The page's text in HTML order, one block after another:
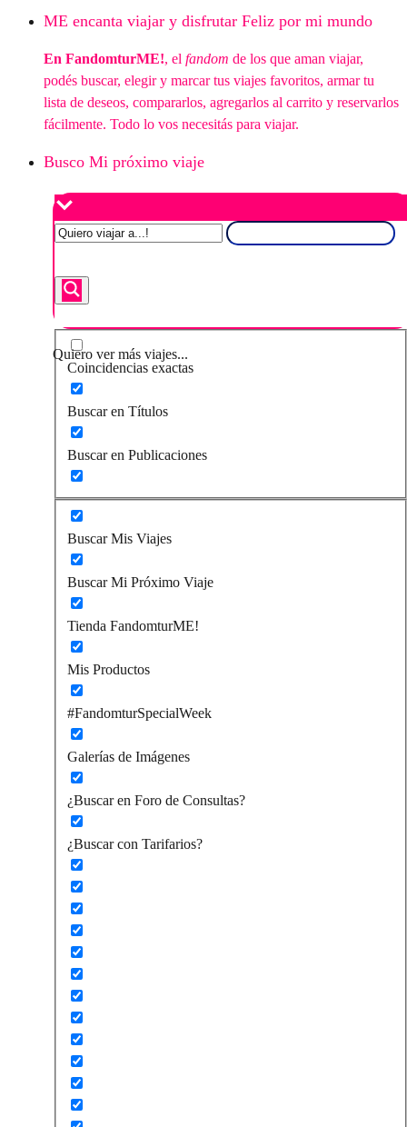
ME encanta viajar y disfrutar Feliz por mi mundo
En FandomturME!, el fandom de los que aman viajar,
podés buscar, elegir y marcar tus viajes favoritos, armar tu
lista de deseos, compararlos, agregarlos al carrito y reservarlos
fácilmente. Todo lo vos necesitás para viajar.
Busco Mi próximo viaje
Quiero ver más viajes...
Coincidencias exactas
Buscar en Títulos
Buscar en Publicaciones
Buscar Mis Viajes
Buscar Mi Próximo Viaje
Tienda FandomturME!
Mis Productos
#FandomturSpecialWeek
Galerías de Imágenes
¿Buscar en Foro de Consultas?
¿Buscar con Tarifarios?